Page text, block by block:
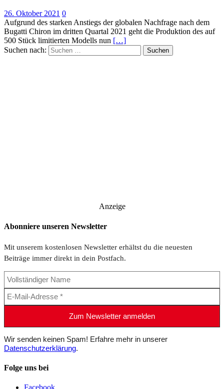
26. Oktober 2021 0
Aufgrund des starken Anstiegs der globalen Nachfrage nach dem
Bugatti Chiron im dritten Quartal 2021 geht die Produktion des auf
500 Stück limitierten Modells nun […]
Suchen nach:
Anzeige
Abonniere unseren Newsletter
Mit unserem kostenlosen Newsletter erhältst du die neuesten
Beiträge immer direkt in dein Postfach.
Wir senden keinen Spam! Erfahre mehr in unserer
Datenschutzerklärung.
Folge uns bei